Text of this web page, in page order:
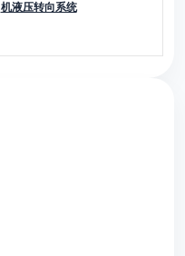
机液压转向系统